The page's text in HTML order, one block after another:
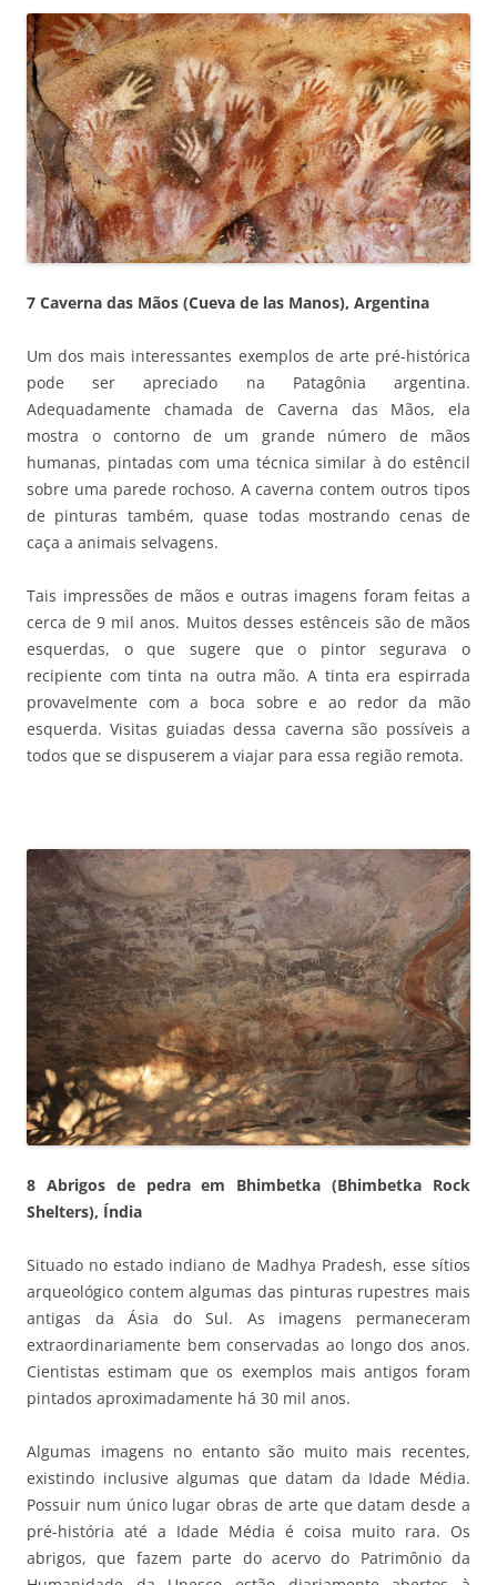
7 Caverna das Mãos (Cueva de las Manos), Argentina
Um dos mais interessantes exemplos de arte pré-histórica
pode ser apreciado na Patagônia argentina.
Adequadamente chamada de Caverna das Mãos, ela
mostra o contorno de um grande número de mãos
humanas, pintadas com uma técnica similar à do estêncil
sobre uma parede rochoso. A caverna contem outros tipos
de pinturas também, quase todas mostrando cenas de
caça a animais selvagens.
Tais impressões de mãos e outras imagens foram feitas a
cerca de 9 mil anos. Muitos desses estênceis são de mãos
esquerdas, o que sugere que o pintor segurava o
recipiente com tinta na outra mão. A tinta era espirrada
provavelmente com a boca sobre e ao redor da mão
esquerda. Visitas guiadas dessa caverna são possíveis a
todos que se dispuserem a viajar para essa região remota.
8 Abrigos de pedra em Bhimbetka (Bhimbetka Rock
Shelters), Índia
Situado no estado indiano de Madhya Pradesh, esse sítios
arqueológico contem algumas das pinturas rupestres mais
antigas da Ásia do Sul. As imagens permaneceram
extraordinariamente bem conservadas ao longo dos anos.
Cientistas estimam que os exemplos mais antigos foram
pintados aproximadamente há 30 mil anos.
Algumas imagens no entanto são muito mais recentes,
existindo inclusive algumas que datam da Idade Média.
Possuir num único lugar obras de arte que datam desde a
pré-história até a Idade Média é coisa muito rara. Os
abrigos, que fazem parte do acervo do Patrimônio da